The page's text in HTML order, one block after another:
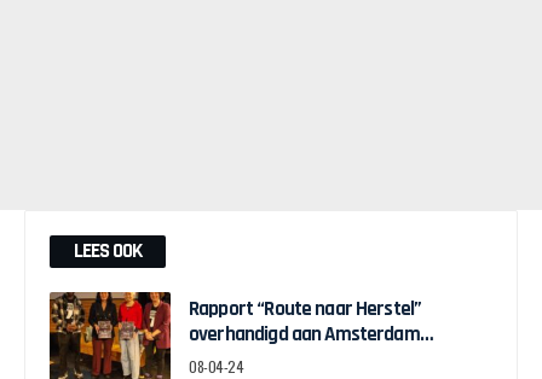
LEES OOK
Rapport “Route naar Herstel”
overhandigd aan Amsterdam
Wethouder Touria Meliani
08-04-24